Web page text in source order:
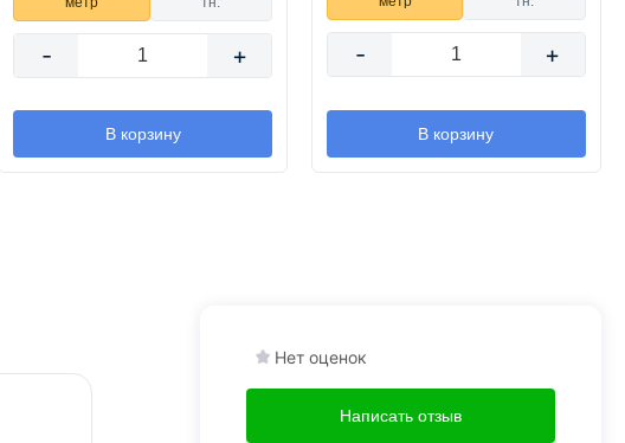
- +
В корзину
- +
В корзину
Нет оценок
Написать отзыв